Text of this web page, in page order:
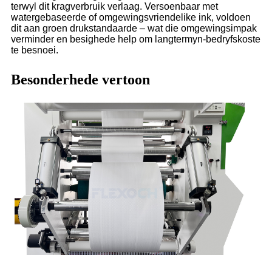
terwyl dit kragverbruik verlaag. Versoenbaar met
watergebaseerde of omgewingsvriendelike ink, voldoen
dit aan groen drukstandaarde – wat die omgewingsimpak
verminder en besighede help om langtermyn-bedryfskoste
te besnoei.
Besonderhede vertoon